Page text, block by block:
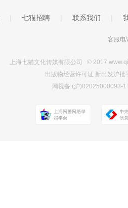
七猫招聘 联系我们
客服电
上海七猫文化传媒有限公司 © 2017
出版物经营许可证 新出发沪
网视备 (沪)02025000093-